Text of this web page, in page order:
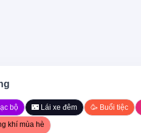
bộ 🌃 Lái xe đêm 🥳 Buổi tiệc
khí mùa hè